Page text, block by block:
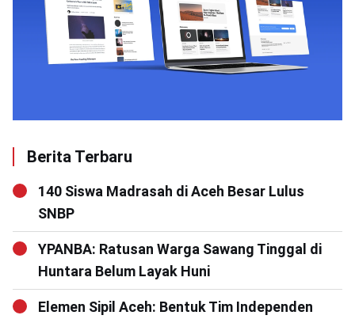
Berita Terbaru
140 Siswa Madrasah di Aceh Besar Lulus
SNBP
YPANBA: Ratusan Warga Sawang Tinggal di
Huntara Belum Layak Huni
Elemen Sipil Aceh: Bentuk Tim Independen